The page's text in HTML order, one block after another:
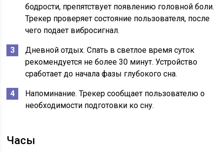
бодрости, препятствует появлению головной боли.
Трекер проверяет состояние пользователя, после
чего подает вибросигнал.
Дневной отдых. Спать в светлое время суток
рекомендуется не более 30 минут. Устройство
сработает до начала фазы глубокого сна.
Напоминание. Трекер сообщает пользователю о
необходимости подготовки ко сну.
Часы